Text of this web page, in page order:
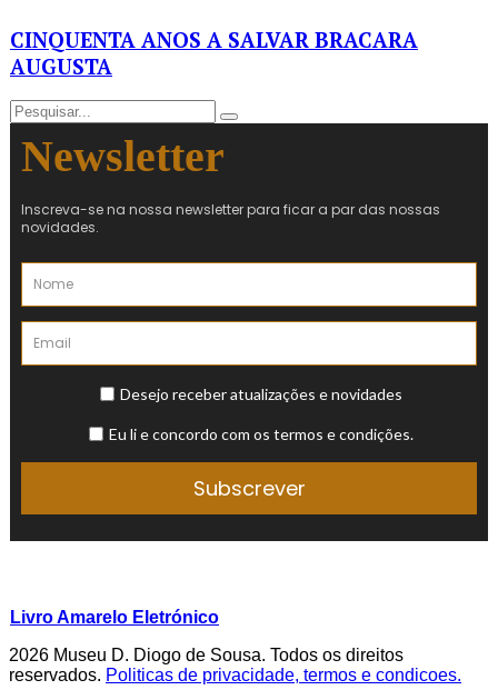
CINQUENTA ANOS A SALVAR BRACARA
AUGUSTA
Livro Amarelo Eletrónico
2026 Museu D. Diogo de Sousa. Todos os direitos
reservados. Politicas de privacidade, termos e condicoes.